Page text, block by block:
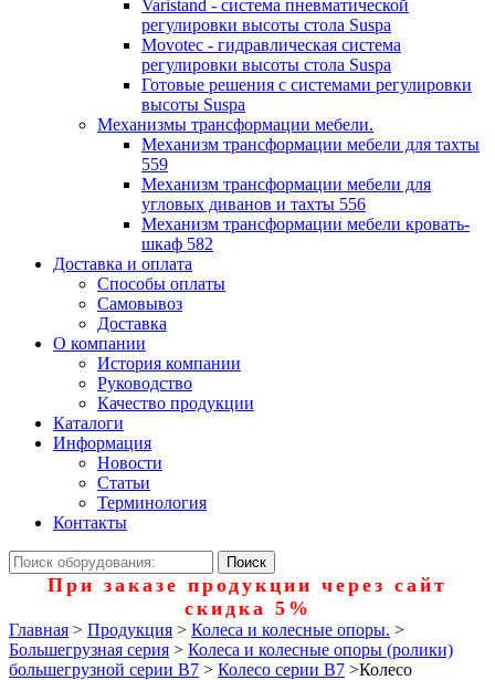
Varistand - система пневматической
регулировки высоты стола Suspa
Movotec - гидравлическая система
регулировки высоты стола Suspa
Готовые решения с системами регулировки
высоты Suspa
Механизмы трансформации мебели.
Механизм трансформации мебели для тахты
559
Механизм трансформации мебели для
угловых диванов и тахты 556
Механизм трансформации мебели кровать-
шкаф 582
Доставка и оплата
Способы оплаты
Самовывоз
Доставка
О компании
История компании
Руководство
Качество продукции
Каталоги
Информация
Новости
Статьи
Терминология
Контакты
При заказе продукции через сайт
скидка 5%
Главная > Продукция > Колеса и колесные опоры. >
Большегрузная серия > Колеса и колесные опоры (ролики)
большегрузной серии В7 > Колесо серии B7 >Колесо